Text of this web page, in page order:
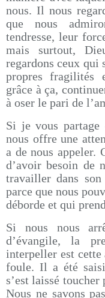
nous. Il nous
que nous
tendresse, leur
mais surtout,
regardons ceux qui
propres fragilités
grâce à ça,
à oser le pari de
Si je vous partage
nous offre une
a de nous appeler.
d’avoir besoin de
travailler dans
parce que nous
déborde et qui
Si nous nous
d’évangile, la
interpeller est cette
foule. Il a été
s’est laissé
Nous ne savons